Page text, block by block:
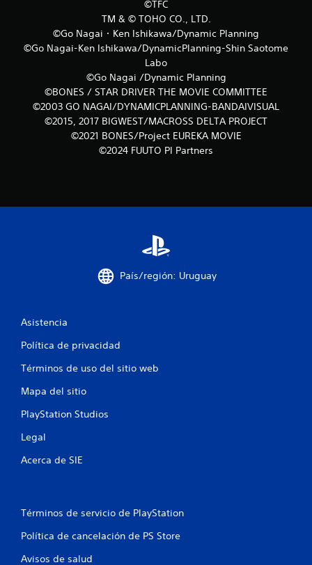
i
o
n
e
©TFC
TM & © TOHO CO., LTD.
©Go Nagai・Ken Ishikawa/Dynamic Planning
©Go Nagai-Ken Ishikawa/DynamicPlanning-Shin Saotome
Labo
©Go Nagai /Dynamic Planning
©BONES / STAR DRIVER THE MOVIE COMMITTEE
©2003 GO NAGAI/DYNAMICPLANNING-BANDAIVISUAL
©2015, 2017 BIGWEST/MACROSS DELTA PROJECT
©2021 BONES/Project EUREKA MOVIE
©2024 FUUTO PI Partners
País/región: Uruguay
Asistencia
Política de privacidad
Términos de uso del sitio web
Mapa del sitio
PlayStation Studios
Legal
Acerca de SIE
Términos de servicio de PlayStation
Política de cancelación de PS Store
Avisos de salud